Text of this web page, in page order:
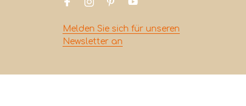
Melden Sie sich für unseren
Newsletter an